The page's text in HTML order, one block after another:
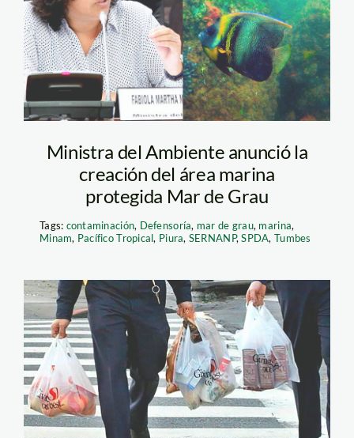
minam
Ministra del Ambiente anunció la
creación del área marina
protegida Mar de Grau
Tags: contaminación, Defensoría, mar de grau, marina,
Minam, Pacífico Tropical, Piura, SERNANP,SPDA, Tumbes
plastico—reuters